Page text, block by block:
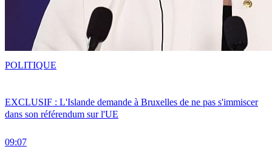
EXCLUSIF : L'Islande demande à Bruxelles de ne pas s'immiscer
dans son référendum sur l'UE
09:07
POLITIQUE